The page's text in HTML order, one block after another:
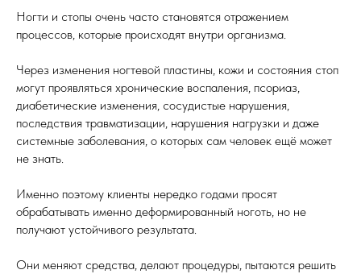
Ногти и стопы очень часто становятся отражением
процессов, которые происходят внутри организма.
Через изменения ногтевой пластины, кожи и состояния стоп
могут проявляться хронические воспаления, псориаз,
диабетические изменения, сосудистые нарушения,
последствия травматизации, нарушения нагрузки и даже
системные заболевания, о которых сам человек ещё может
не знать.
Именно поэтому клиенты нередко годами просят
обрабатывать именно деформированный ноготь, но не
получают устойчивого результата.
Они меняют средства, делают процедуры, пытаются решить